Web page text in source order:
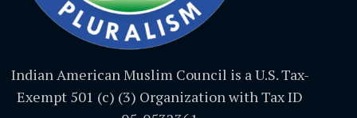
Indian American Muslim Council is a U.S. Tax-
Exempt 501 (c) (3) Organization with Tax ID